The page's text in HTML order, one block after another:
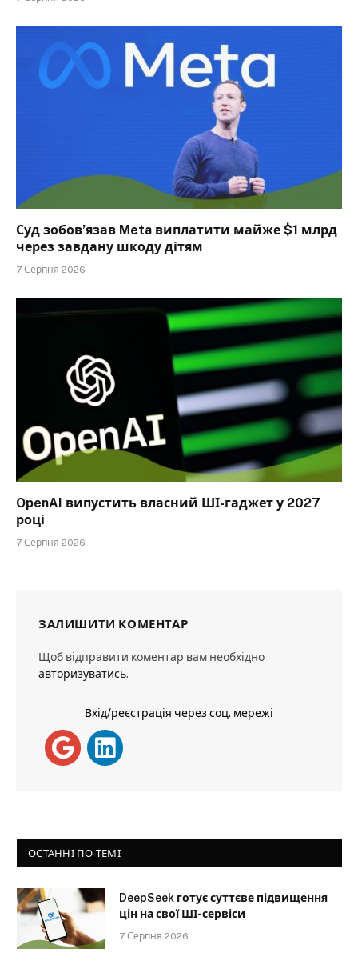
Суд зобов’язав Meta виплатити майже $1 млрд
через завдану шкоду дітям
7 Серпня 2026
OpenAI випустить власний ШІ-гаджет у 2027
році
7 Серпня 2026
ЗАЛИШИТИ КОМЕНТАР
Щоб відправити коментар вам необхідно
авторизуватись.
Вхід/реєстрація через соц. мережі
ОСТАННІ ПО ТЕМІ
DeepSeek готує суттєве підвищення
цін на свої ШІ-сервіси
7 Серпня 2026